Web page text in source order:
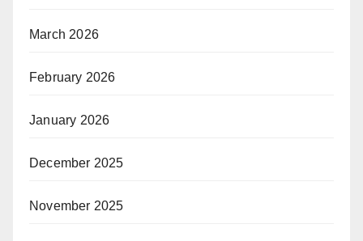
March 2026
February 2026
January 2026
December 2025
November 2025